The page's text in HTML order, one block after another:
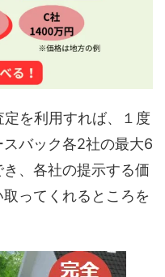
を利用すれば、１度
バック各2社の最大6
、各社の提示する価
ってくれるところを